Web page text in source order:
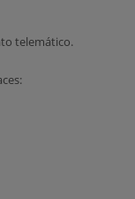
telemático.